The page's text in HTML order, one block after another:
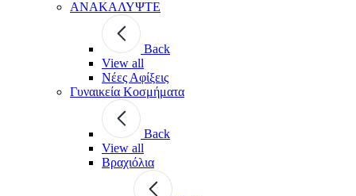
ΑΝΑΚΑΛΥΨΤΕ
Back
View all
Νέες Αφίξεις
Γυναικεία Κοσμήματα
Back
View all
Βραχιόλια